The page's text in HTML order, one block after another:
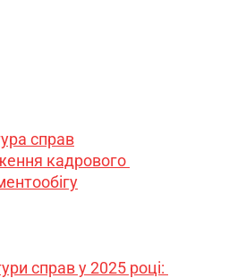
справ
кадрового
справ у 2025 році: